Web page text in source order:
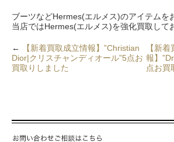
ブーツなどHermes(エルメス)のアイテムを
当店ではHermes(エルメス)を強化買取して
←
【新着買取成立情報】”Christian
Dior|クリスチャンディオール”5点お
買取りしました
【新
報】
点お買